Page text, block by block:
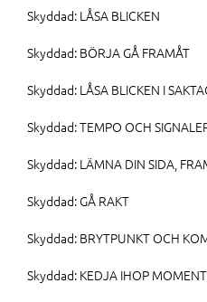
Skyddad: LÅSA BLICKEN
Skyddad: BÖRJA GÅ FRAMÅT
Skyddad: LÅSA BLICKEN I
Skyddad: TEMPO OCH
Skyddad: LÄMNA DIN SIDA,
Skyddad: GÅ RAKT
Skyddad: BRYTPUNKT OCH
Skyddad: KEDJA IHOP